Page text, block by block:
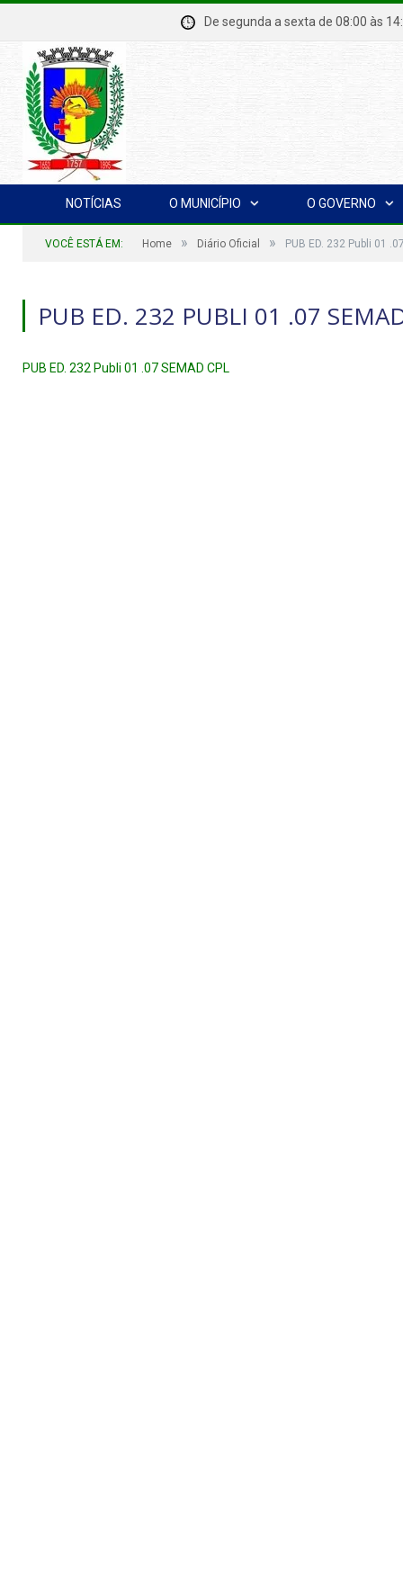
De segunda a sexta de 08:00
NOTÍCIAS O MUNICÍPIO O GOVERNO
VOCÊ ESTÁ EM: Home » Diário Oficial » PUB ED. 232 Publi 01
PUB ED. 232 PUBLI 01 .07
PUB ED. 232 Publi 01 .07 SEMAD CPL